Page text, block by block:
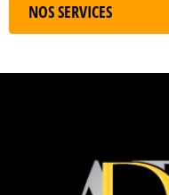
NOS SERVICES